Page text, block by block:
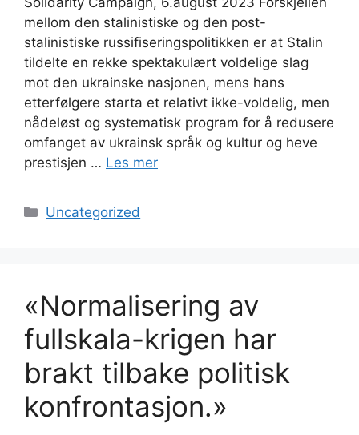
mellom den stalinistiske og den post-
stalinistiske russifiseringspolitikken er at Stalin
tildelte en rekke spektakulært voldelige slag
mot den ukrainske nasjonen, mens hans
etterfølgere starta et relativt ikke-voldelig, men
nådeløst og systematisk program for å redusere
omfanget av ukrainsk språk og kultur og heve
prestisjen … Les mer
Kategorier
Uncategorized
«Normalisering av
fullskala-krigen har
brakt tilbake politisk
konfrontasjon.»